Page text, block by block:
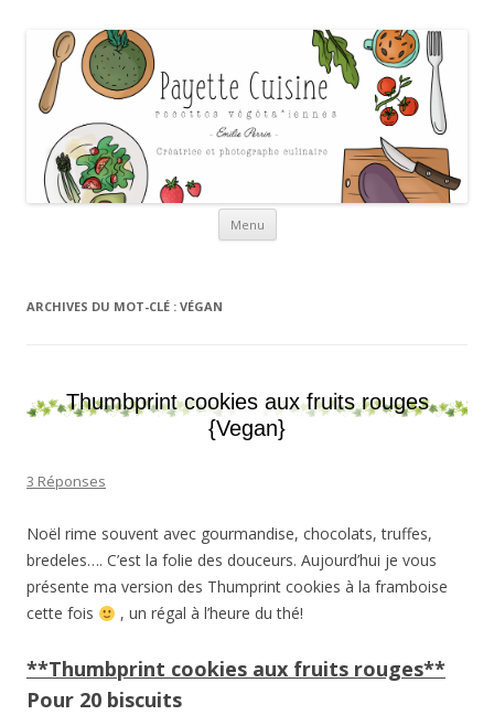
Payette cuisine
Menu Aller au contenu
ARCHIVES DU MOT-CLÉ : VÉGAN
Thumbprint cookies aux fruits rouges
{Vegan}
3 Réponses
Noël rime souvent avec gourmandise, chocolats, truffes,
bredeles…. C’est la folie des douceurs. Aujourd’hui je vous
présente ma version des Thumprint cookies à la framboise
cette fois
, un régal à l’heure du thé!
**Thumbprint cookies aux fruits rouges**
Pour 20 biscuits